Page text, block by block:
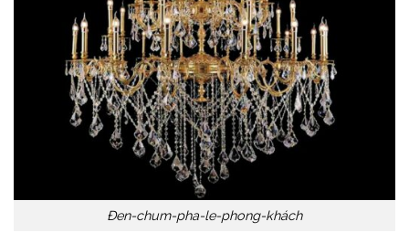
Đen-chum-pha-le-phong-khách